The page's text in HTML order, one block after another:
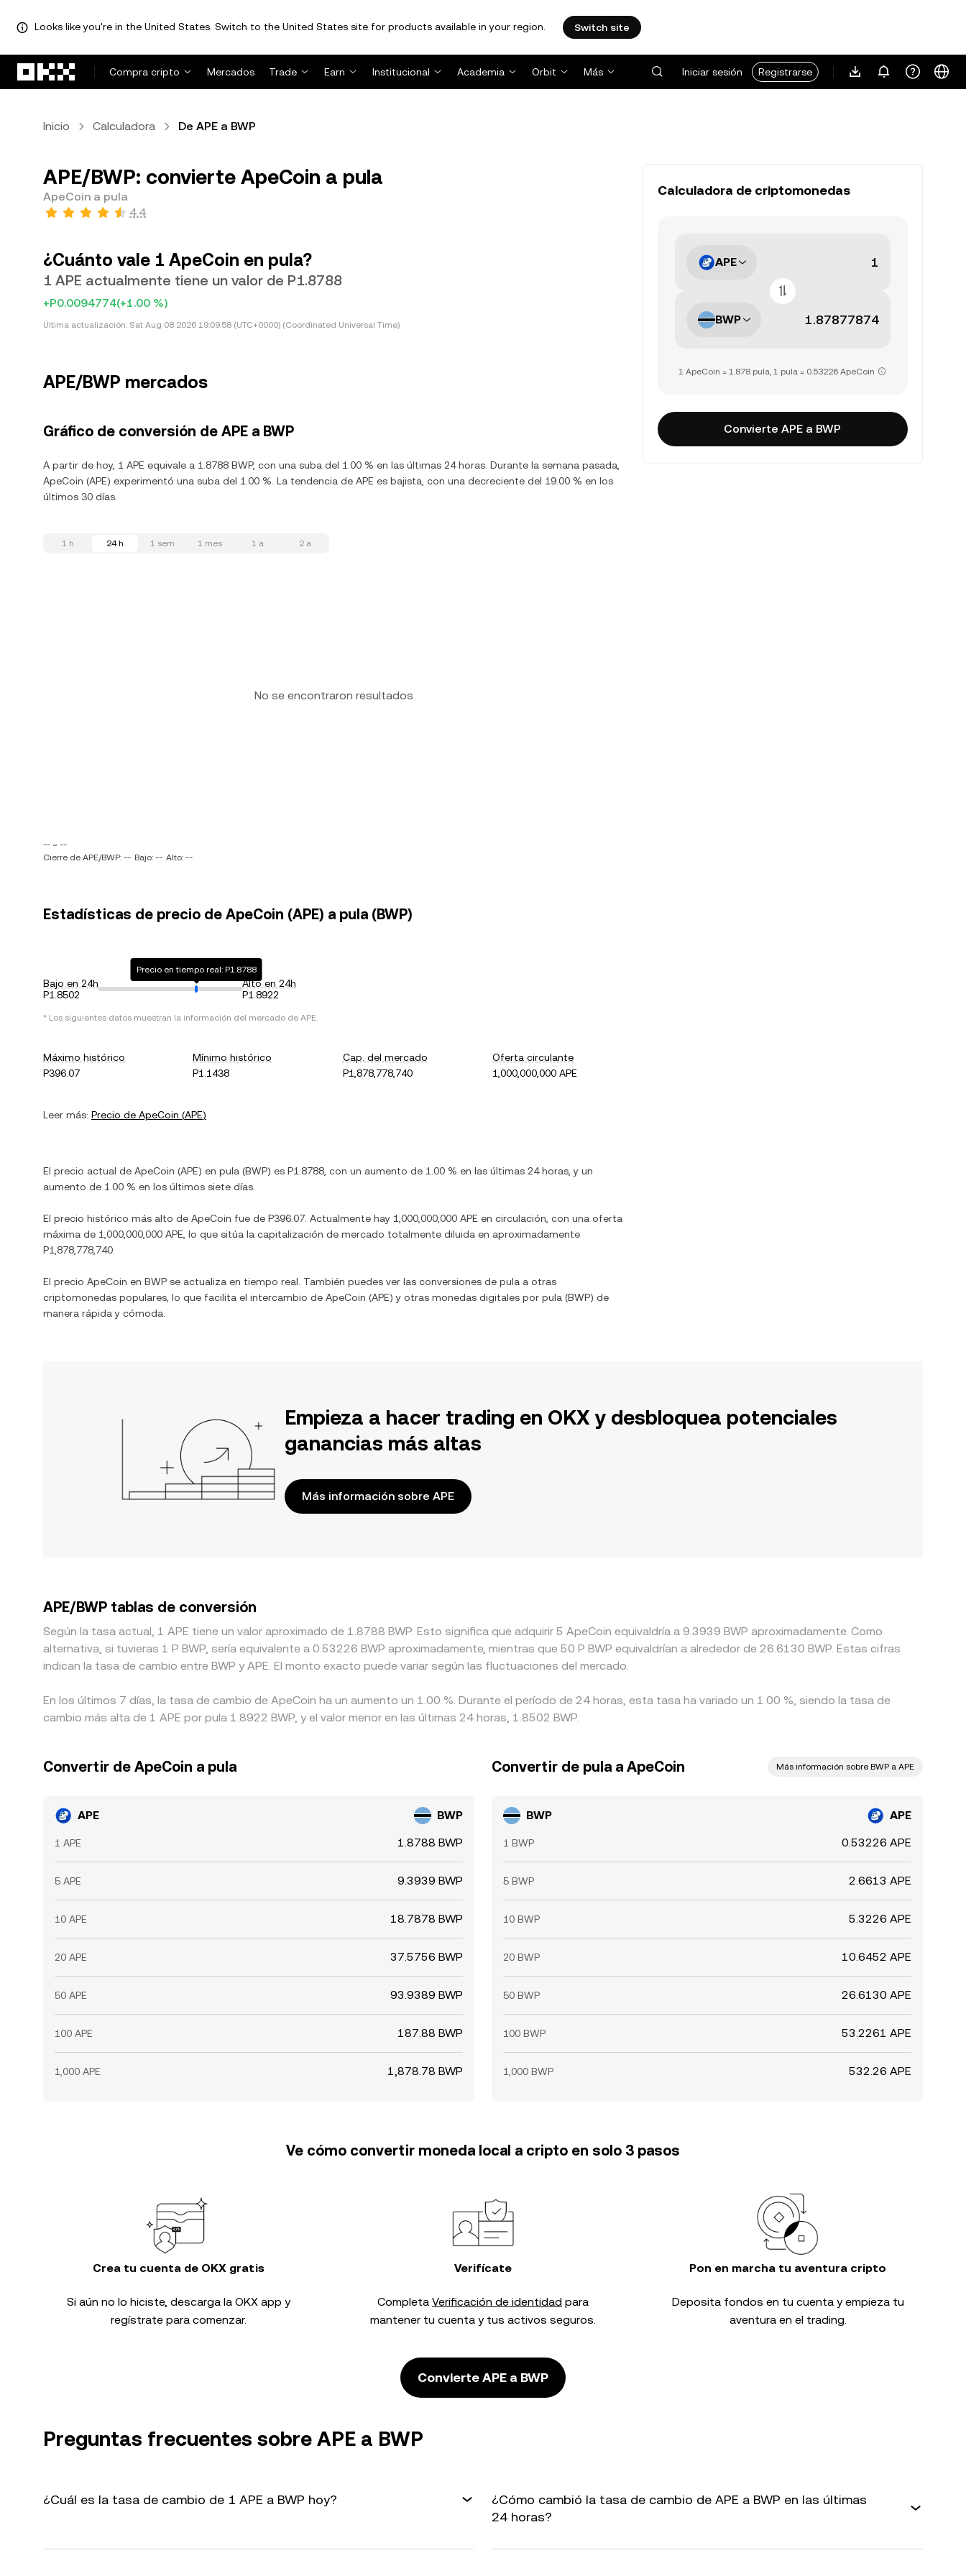
Looks like you're in the United States. Switch to the United States site for products available in your region. Switch site
Compra cripto
Mercados Trade Earn Institucional Academia Orbit Más Iniciar sesión Registrarse
Inicio Calculadora De APE a BWP
APE/BWP: convierte ApeCoin a pula
ApeCoin a pula
4.4
¿Cuánto vale 1 ApeCoin en pula?
1 APE actualmente tiene un valor de P1.8788
+P0.0094774(+1.00 %)
Última actualización: Sat Aug 08 2026 19:09:58 (UTC+0000) (Coordinated Universal Time)
APE/BWP mercados
Gráfico de conversión de APE a BWP
A partir de hoy, 1 APE equivale a 1.8788 BWP, con una suba del 1.00 % en las últimas 24 horas. Durante la semana pasada,
ApeCoin (APE) experimentó una suba del 1.00 %. La tendencia de APE es bajista, con una decreciente del 19.00 % en los
últimos 30 días.
1 h 24 h 1 sem 1 mes 1 a 2 a
No se encontraron resultados
-- ~ --
Cierre de APE/BWP: -- Bajo: -- Alto: --
Estadísticas de precio de ApeCoin (APE) a pula (BWP)
Bajo en 24h
P1.8502
Precio en tiempo real: P1.8788
Alto en 24h
P1.8922
* Los siguientes datos muestran la información del mercado de APE.
Máximo histórico
P396.07
Mínimo histórico
P1.1438
Cap. del mercado
P1,878,778,740
Oferta circulante
1,000,000,000 APE
Leer más: Precio de ApeCoin (APE)
El precio actual de ApeCoin (APE) en pula (BWP) es P1.8788 , con un aumento de 1.00 % en las últimas 24 horas, y un
aumento de 1.00 % en los últimos siete días.
El precio histórico más alto de ApeCoin fue de P396.07 . Actualmente hay 1,000,000,000 APE en circulación, con una oferta
máxima de 1,000,000,000 APE , lo que sitúa la capitalización de mercado totalmente diluida en aproximadamente
P1,878,778,740
El precio ApeCoin en BWP se actualiza en tiempo real. También puedes ver las conversiones de pula a otras
criptomonedas populares, lo que facilita el intercambio de ApeCoin (APE) y otras monedas digitales por pula (BWP) de
manera rápida y cómoda.
Calculadora de criptomonedas
APE
BWP
1 ApeCoin = 1.878 pula, 1 pula = 0.53226 ApeCoin
Convierte APE a BWP
Empieza a hacer trading en OKX y desbloquea potenciales
ganancias más altas
Más información sobre APE
APE/BWP tablas de conversión
Según la tasa actual, 1 APE tiene un valor aproximado de 1.8788 BWP. Esto significa que adquirir 5 ApeCoin equivaldría a 9.3939 BWP aproximadamente. Como
alternativa, si tuvieras 1 P BWP, sería equivalente a 0.53226 BWP aproximadamente, mientras que 50 P BWP equivaldrían a alrededor de 26.6130 BWP. Estas cifras
indican la tasa de cambio entre BWP y APE. El monto exacto puede variar según las fluctuaciones del mercado.
En los últimos 7 días, la tasa de cambio de ApeCoin ha un aumento un 1.00 %. Durante el período de 24 horas, esta tasa ha variado un 1.00 %, siendo la tasa de
cambio más alta de 1 APE por pula 1.8922 BWP, y el valor menor en las últimas 24 horas, 1.8502 BWP.
Convertir de ApeCoin a pula
APE BWP
1 APE 1.8788 BWP
5 APE 9.3939 BWP
10 APE 18.7878 BWP
20 APE 37.5756 BWP
50 APE 93.9389 BWP
100 APE 187.88 BWP
1,000 APE 1,878.78 BWP
Convertir de pula a ApeCoin Más información sobre BWP a APE
BWP APE
1 BWP 0.53226 APE
5 BWP 2.6613 APE
10 BWP 5.3226 APE
20 BWP 10.6452 APE
50 BWP 26.6130 APE
100 BWP 53.2261 APE
1,000 BWP 532.26 APE
Ve cómo convertir moneda local a cripto en solo 3 pasos
Crea tu cuenta de OKX gratis
Si aún no lo hiciste, descarga la OKX app y
regístrate para comenzar.
Verifícate
Completa Verificación de identidad para
mantener tu cuenta y tus activos seguros.
Pon en marcha tu aventura cripto
Deposita fondos en tu cuenta y empieza tu
aventura en el trading.
Convierte APE a BWP
Preguntas frecuentes sobre APE a BWP
¿Cuál es la tasa de cambio de 1 APE a BWP hoy?
¿Cómo cambió la tasa de cambio de APE a BWP en las últimas
24 horas?